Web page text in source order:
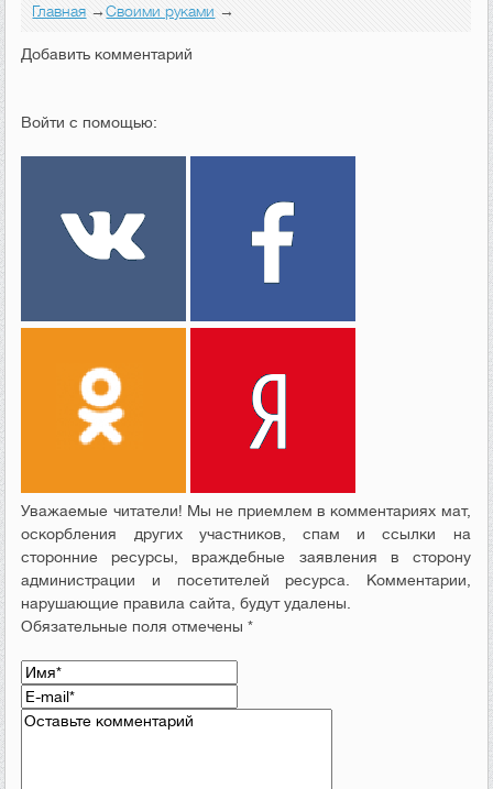
Главная →Своими руками →
Добавить комментарий
Войти с помощью:
Уважаемые читатели! Мы не приемлем в комментариях мат,
оскорбления других участников, спам и ссылки на
сторонние ресурсы, враждебные заявления в сторону
администрации и посетителей ресурса. Комментарии,
нарушающие правила сайта, будут удалены.
Обязательные поля отмечены *